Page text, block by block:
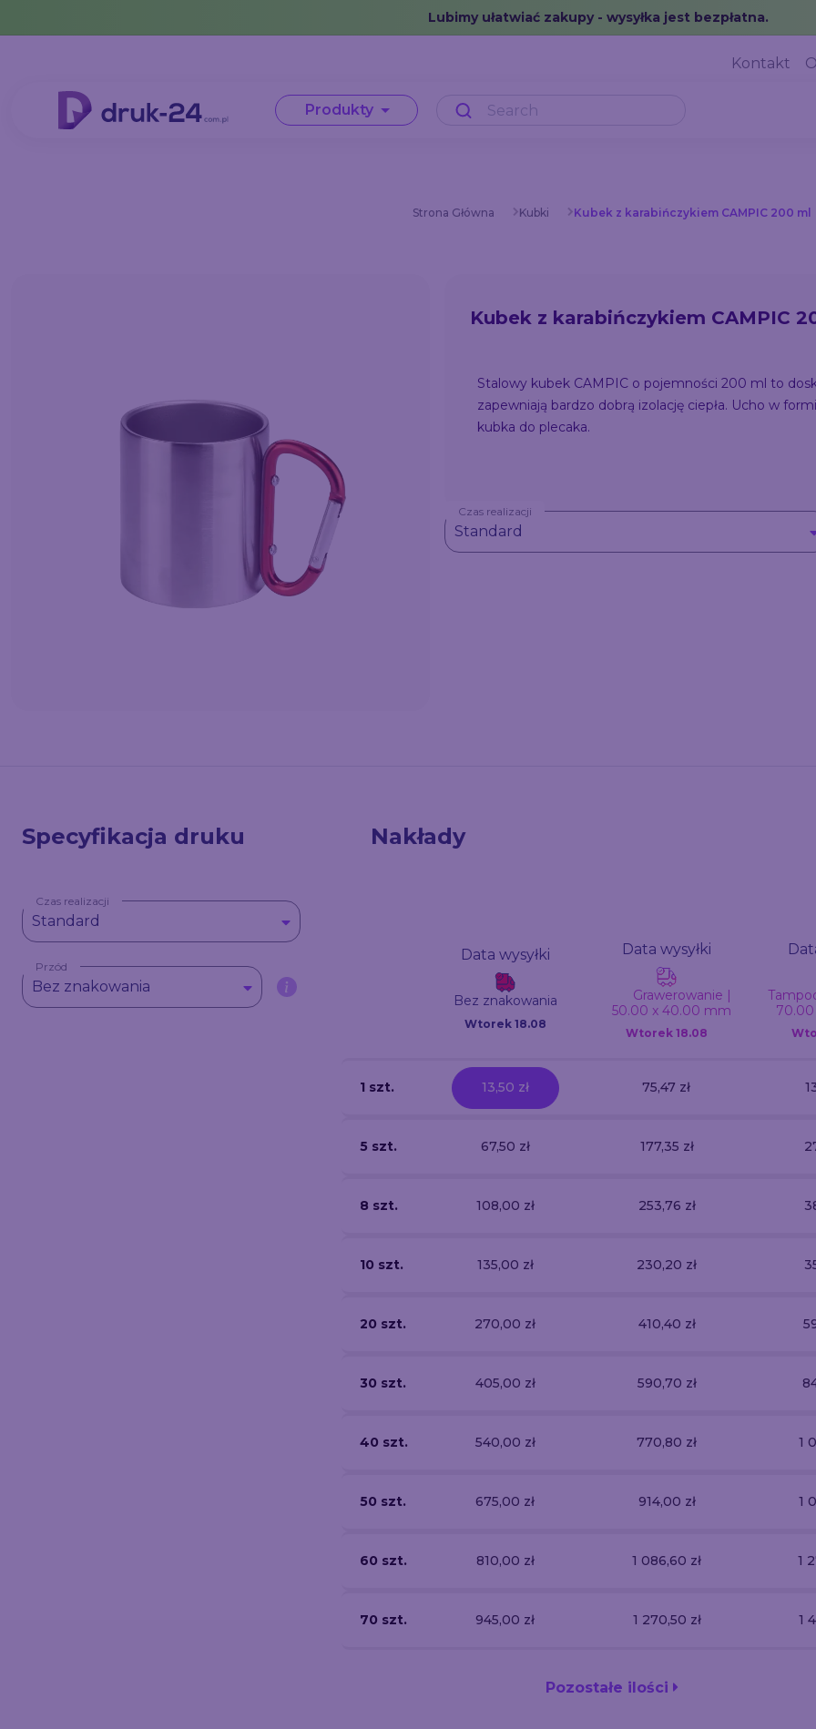
Lubimy ułatwiać zakupy - wysyłka jest bezpłatna.
Kontakt
Produkty
Strona Główna Kubki Kubek z karabińczykiem CAMPIC 200 ml
Kubek z karabińczykiem CAMPIC
Stalowy kubek CAMPIC o pojemności 200 ml to
zapewniają bardzo dobrą izolację ciepła. Ucho w
kubka do plecaka.
Czas realizacji
Standard
Specyfikacja druku
Czas realizacji
Standard
Przód
Bez znakowania
Nakłady
Data wysyłki
Bez znakowania
Wtorek 18.08
Data wysyłki
Grawerowanie |
50.00 x 40.00 mm
Wtorek 18.08
70.00
1 szt. 13,50 zł 75,47 zł
5 szt. 67,50 zł 177,35 zł
8 szt. 108,00 zł 253,76 zł
10 szt. 135,00 zł 230,20 zł
20 szt. 270,00 zł 410,40 zł
30 szt. 405,00 zł 590,70 zł
40 szt. 540,00 zł 770,80 zł 1
50 szt. 675,00 zł 914,00 zł 1
60 szt. 810,00 zł 1 086,60 zł 1
70 szt. 945,00 zł 1 270,50 zł 1
Pozostałe ilości